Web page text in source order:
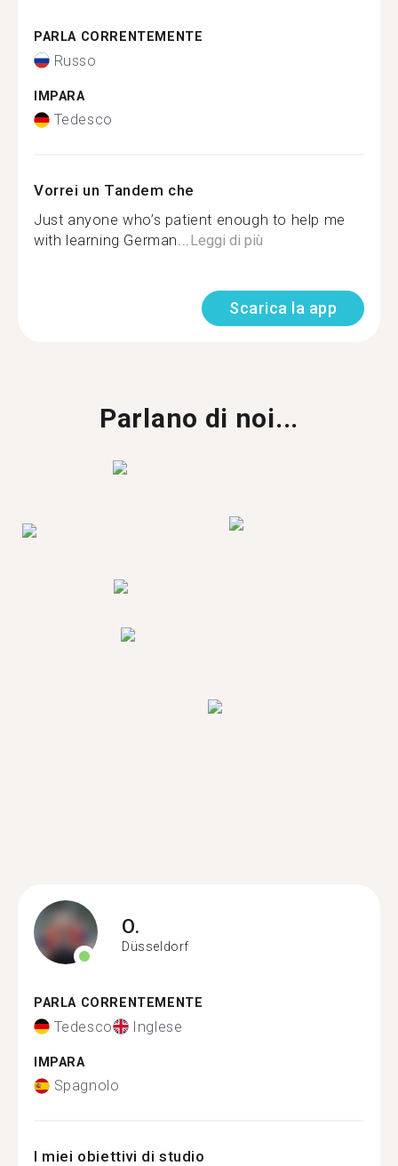
PARLA CORRENTEMENTE
Russo
IMPARA
Tedesco
Vorrei un Tandem che
Just anyone who’s patient enough to help me
with learning German...Leggi di più
Scarica la app
Parlano di noi...
O.
Düsseldorf
PARLA CORRENTEMENTE
Tedesco Inglese
IMPARA
Spagnolo
I miei obiettivi di studio